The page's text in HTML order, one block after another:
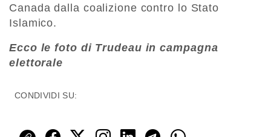
Canada dalla coalizione contro lo Stato
Islamico.
Ecco le foto di Trudeau in campagna
elettorale
CONDIVIDI SU: